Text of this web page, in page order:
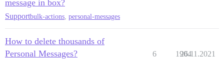
message in box?
Supportbulk-actions personal-messages
How to delete thousands of
Personal Messages?
6 1904
26.11.2021